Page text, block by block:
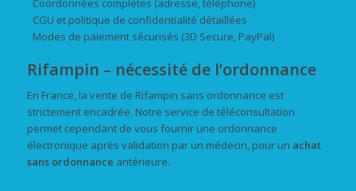
Coordonnées complètes (adresse, téléphone)
CGU et politique de confidentialité détaillées
Modes de paiement sécurisés (3D Secure, PayPal)
Rifampin – nécessité de l’ordonnance
En France, la vente de Rifampin sans ordonnance est
strictement encadrée. Notre service de téléconsultation
permet cependant de vous fournir une ordonnance
électronique après validation par un médecin, pour un achat
sans ordonnance antérieure.